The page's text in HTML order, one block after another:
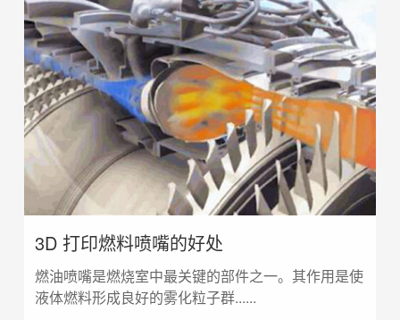
3D 打印燃料喷嘴的好处
燃油喷嘴是燃烧室中最关键的部件之一。其作用是使
液体燃料形成良好的雾化粒子群......